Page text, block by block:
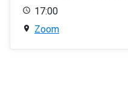
17:00
Zoom